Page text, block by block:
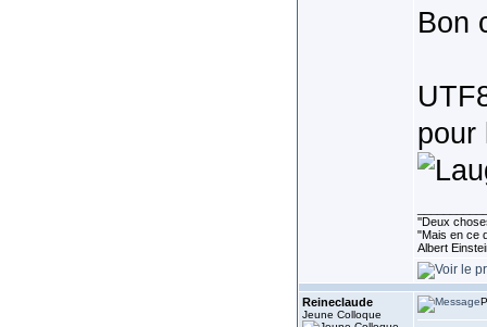
Bon
pour
''Deux
"Mais en ce
Albert
Reineclaude
Jeune Colloque